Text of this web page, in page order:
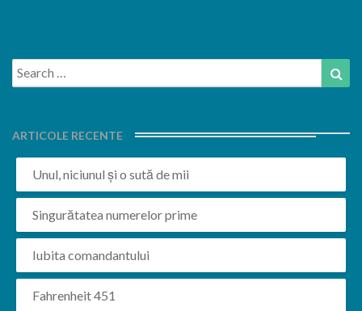
Search
for:
ARTICOLE RECENTE
Unul, niciunul și o sută de mii
Singurătatea numerelor prime
Iubita comandantului
Fahrenheit 451